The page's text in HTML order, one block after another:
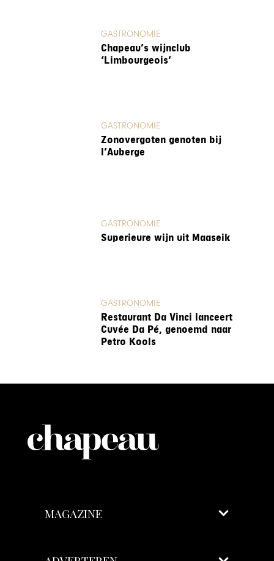
GASTRONOMIE
Chapeau’s wijnclub
‘Limbourgeois’
GASTRONOMIE
Zonovergoten genoten bij
l’Auberge
GASTRONOMIE
Superieure wijn uit Maaseik
GASTRONOMIE
Restaurant Da Vinci lanceert
Cuvée Da Pé, genoemd naar
Petro Kools
MAGAZINE